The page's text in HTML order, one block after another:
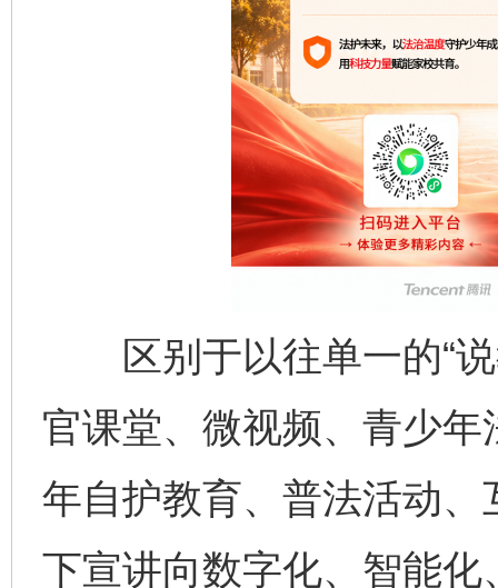
区别于以往单一的“说
官课堂、微视频、青少
年自护教育、普法活动
下宣讲向数字化、智能化